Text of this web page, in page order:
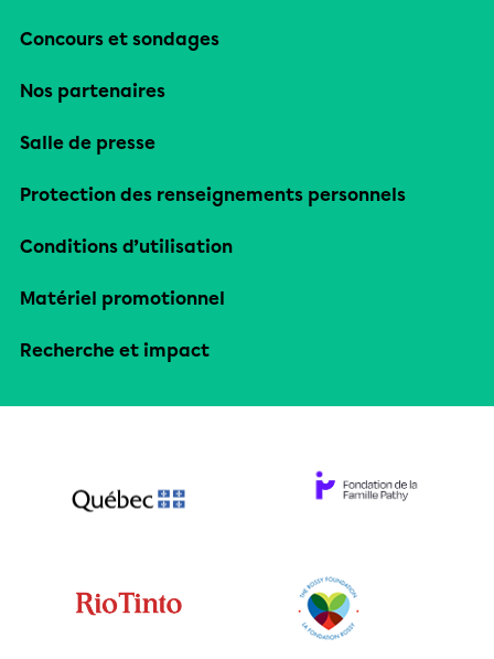
Concours et sondages
Nos partenaires
Salle de presse
Protection des renseignements personnels
Conditions d’utilisation
Matériel promotionnel
Recherche et impact